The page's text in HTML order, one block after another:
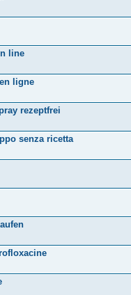
line
ligne
rezeptfrei
senza ricetta